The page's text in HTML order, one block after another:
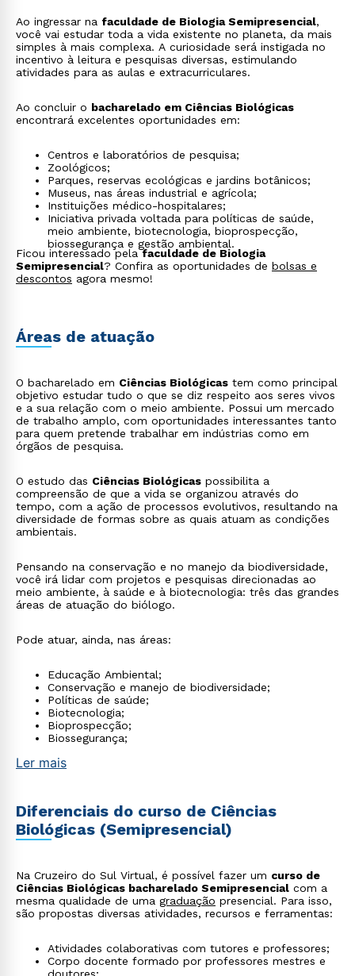
Ao ingressar na faculdade de Biologia Semipresencial,
você vai estudar toda a vida existente no planeta, da mais
simples à mais complexa. A curiosidade será instigada no
incentivo à leitura e pesquisas diversas, estimulando
atividades para as aulas e extracurriculares.
Ao concluir o bacharelado em Ciências Biológicas
encontrará excelentes oportunidades em:
Centros e laboratórios de pesquisa;
Zoológicos;
Parques, reservas ecológicas e jardins botânicos;
Museus, nas áreas industrial e agrícola;
Instituições médico-hospitalares;
Iniciativa privada voltada para políticas de saúde,
meio ambiente, biotecnologia, bioprospecção,
biossegurança e gestão ambiental.
Ficou interessado pelafaculdade de Biologia
Semipresencial? Confira as oportunidades de bolsas e
descontos agora mesmo!
Áreas de atuação
O bacharelado em Ciências Biológicas tem como principal
objetivo estudar tudo o que se diz respeito aos seres vivos
e a sua relação com o meio ambiente. Possui um mercado
de trabalho amplo, com oportunidades interessantes tanto
para quem pretende trabalhar em indústrias como em
órgãos de pesquisa.
O estudo das Ciências Biológicas possibilita a
compreensão de que a vida se organizou através do
tempo, com a ação de processos evolutivos, resultando na
diversidade de formas sobre as quais atuam as condições
ambientais.
Pensando na conservação e no manejo da biodiversidade,
você irá lidar com projetos e pesquisas direcionadas ao
meio ambiente, à saúde e à biotecnologia: três das grandes
áreas de atuação do biólogo.
Pode atuar, ainda, nas áreas:
Educação Ambiental;
Conservação e manejo de biodiversidade;
Políticas de saúde;
Biotecnologia;
Bioprospecção;
Biossegurança;
Ler mais
Diferenciais do curso de Ciências
Biológicas (Semipresencial)
Na Cruzeiro do Sul Virtual, é possível fazer um curso de
Ciências Biológicas bacharelado Semipresencial com a
mesma qualidade de uma graduação presencial. Para isso,
são propostas diversas atividades, recursos e ferramentas:
Atividades colaborativas com tutores e professores;
Corpo docente formado por professores mestres e